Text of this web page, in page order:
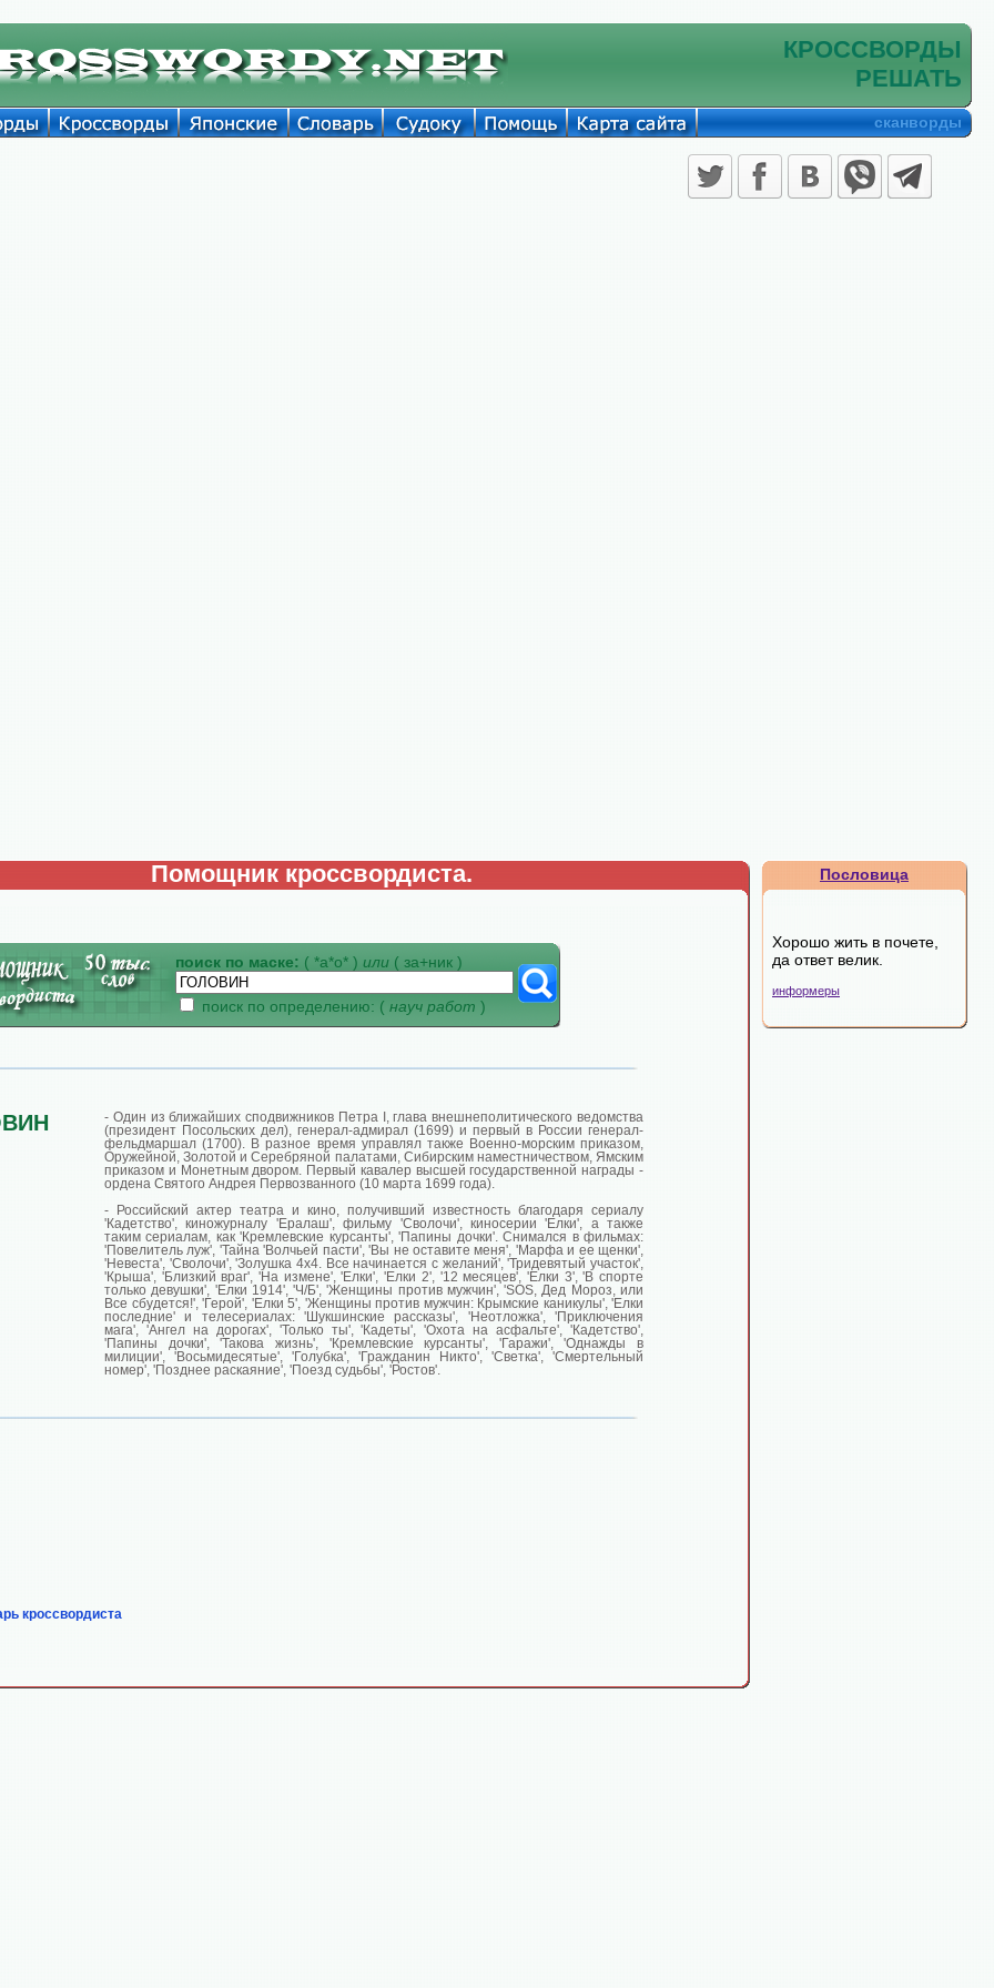
КРОССВОРДЫ
РЕШАТЬ
сканворды
Помощник кроссвордиста.
поиск по маске: ( *а*о* ) или ( за+ник )
поиск по определению: ( науч работ )
- Один из ближайших сподвижников Петра I, глава внешнеполитического ведомства
(президент Посольских дел), генерал-адмирал (1699) и первый в России генерал-
фельдмаршал (1700). В разное время управлял также Военно-морским приказом,
Оружейной, Золотой и Серебряной палатами, Сибирским наместничеством, Ямским
приказом и Монетным двором. Первый кавалер высшей государственной награды -
ордена Святого Андрея Первозванного (10 марта 1699 года).
- Российский актер театра и кино, получивший известность благодаря сериалу
'Кадетство', киножурналу 'Ералаш', фильму 'Сволочи', киносерии 'Елки', а также
таким сериалам, как 'Кремлевские курсанты', 'Папины дочки'. Снимался в фильмах:
'Повелитель луж', 'Тайна 'Волчьей пасти', 'Вы не оставите меня', 'Марфа и ее щенки',
'Невеста', 'Сволочи', 'Золушка 4х4. Все начинается с желаний', 'Тридевятый участок',
'Крыша', 'Близкий враг', 'На измене', 'Елки', 'Елки 2', '12 месяцев', 'Елки 3', 'В спорте
только девушки', 'Елки 1914', 'Ч/Б', 'Женщины против мужчин', 'SOS, Дед Мороз, или
Все сбудется!', 'Герой', 'Елки 5', 'Женщины против мужчин: Крымские каникулы', 'Елки
последние' и телесериалах: 'Шукшинские рассказы', 'Неотложка', 'Приключения
мага', 'Ангел на дорогах', 'Только ты', 'Кадеты', 'Охота на асфальте', 'Кадетство',
'Папины дочки', 'Такова жизнь', 'Кремлевские курсанты', 'Гаражи', 'Однажды в
милиции', 'Восьмидесятые', 'Голубка', 'Гражданин Никто', 'Светка', 'Смертельный
номер', 'Позднее раскаяние', 'Поезд судьбы', 'Ростов'.
кроссвордиста
Пословица
Хорошо жить в почете,
да ответ велик.
информеры